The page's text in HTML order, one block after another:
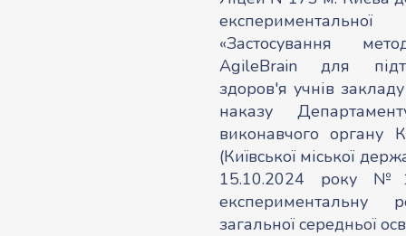
«Застосування
AgileBrain для
здоров'я учнів
наказу
виконавчого органу
(Київської міської
15.10.2024 року
експериментальну
загальної середньої